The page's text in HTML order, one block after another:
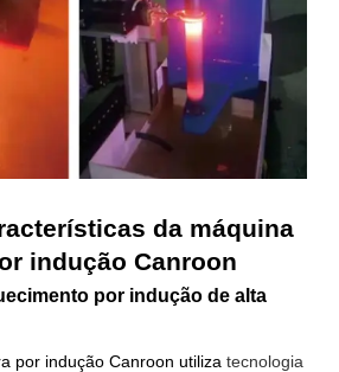
da máquina
indução Canroon
por indução de alta
por indução Canroon utiliza tecnologia